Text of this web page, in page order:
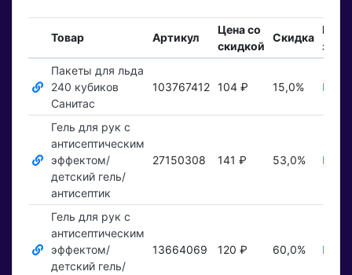
Товар Артикул
Цена со
скидкой
Скидка
Пакеты для льда
240 кубиков
Санитас
103767412 104 ₽ 15,0%
Гель для рук с
антисептическим
эффектом/
детский гель/
антисептик
27150308 141 ₽ 53,0%
Гель для рук с
антисептическим
эффектом/
детский гель/
13664069 120 ₽ 60,0%